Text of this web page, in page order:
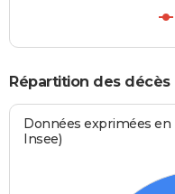
Répartition des décès
Données exprimées en
Insee)